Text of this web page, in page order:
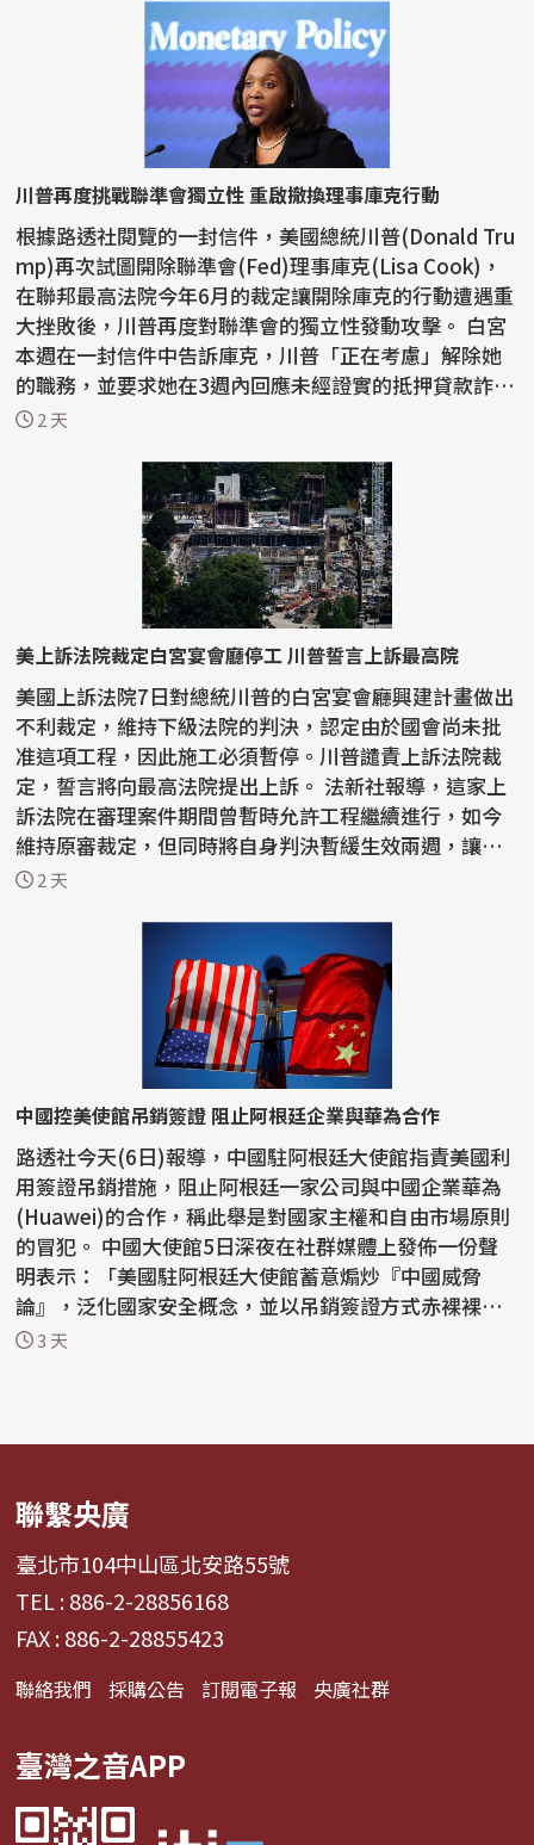
川普再度挑戰聯準會獨立性 重啟撤換理事庫克行動
根據路透社閱覽的一封信件，美國總統川普(Donald Tru
mp)再次試圖開除聯準會(Fed)理事庫克(Lisa Cook)，
在聯邦最高法院今年6月的裁定讓開除庫克的行動遭遇重
大挫敗後，川普再度對聯準會的獨立性發動攻擊。 白宮
本週在一封信件中告訴庫克，川普「正在考慮」解除她
的職務，並要求她在3週內回應未經證實的抵押貸款詐
欺...2 天
美上訴法院裁定白宮宴會廳停工 川普誓言上訴最高院
美國上訴法院7日對總統川普的白宮宴會廳興建計畫做出
不利裁定，維持下級法院的判決，認定由於國會尚未批
准這項工程，因此施工必須暫停。川普譴責上訴法院裁
定，誓言將向最高法院提出上訴。 法新社報導，這家上
訴法院在審理案件期間曾暫時允許工程繼續進行，如今
維持原審裁定，但同時將自身判決暫緩生效兩週，讓川
普有...
2 天
中國控美使館吊銷簽證 阻止阿根廷企業與華為合作
路透社今天(6日)報導，中國駐阿根廷大使館指責美國利
用簽證吊銷措施，阻止阿根廷一家公司與中國企業華為
(Huawei)的合作，稱此舉是對國家主權和自由市場原則
的冒犯。 中國大使館5日深夜在社群媒體上發佈一份聲
明表示：「美國駐阿根廷大使館蓄意煽炒『中國威脅
論』，泛化國家安全概念，並以吊銷簽證方式赤裸裸阻
止正常...
3 天
聯繫央廣
臺北市104中山區北安路55號
TEL : 886-2-28856168
FAX : 886-2-28855423
聯絡我們 採購公告 訂閱電子報 央廣社群
臺灣之音APP